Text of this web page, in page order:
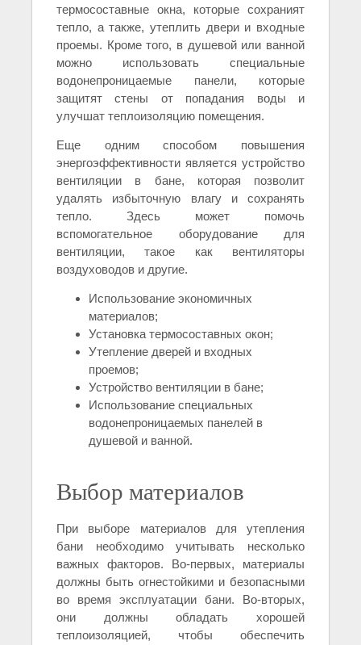
термосоставные окна, которые сохраният
тепло, а также, утеплить двери и входные
проемы. Кроме того, в душевой или ванной
можно использовать специальные
водонепроницаемые панели, которые
защитят стены от попадания воды и
улучшат теплоизоляцию помещения.
Еще одним способом повышения
энергоэффективности является устройство
вентиляции в бане, которая позволит
удалять избыточную влагу и сохранять
тепло. Здесь может помочь
вспомогательное оборудование для
вентиляции, такое как вентиляторы
воздуховодов и другие.
Использование экономичных
материалов;
Установка термосоставных окон;
Утепление дверей и входных
проемов;
Устройство вентиляции в бане;
Использование специальных
водонепроницаемых панелей в
душевой и ванной.
Выбор материалов
При выборе материалов для утепления
бани необходимо учитывать несколько
важных факторов. Во-первых, материалы
должны быть огнестойкими и безопасными
во время эксплуатации бани. Во-вторых,
они должны обладать хорошей
теплоизоляцией, чтобы обеспечить